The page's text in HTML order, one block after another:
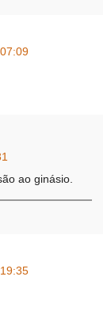
ao ginásio.